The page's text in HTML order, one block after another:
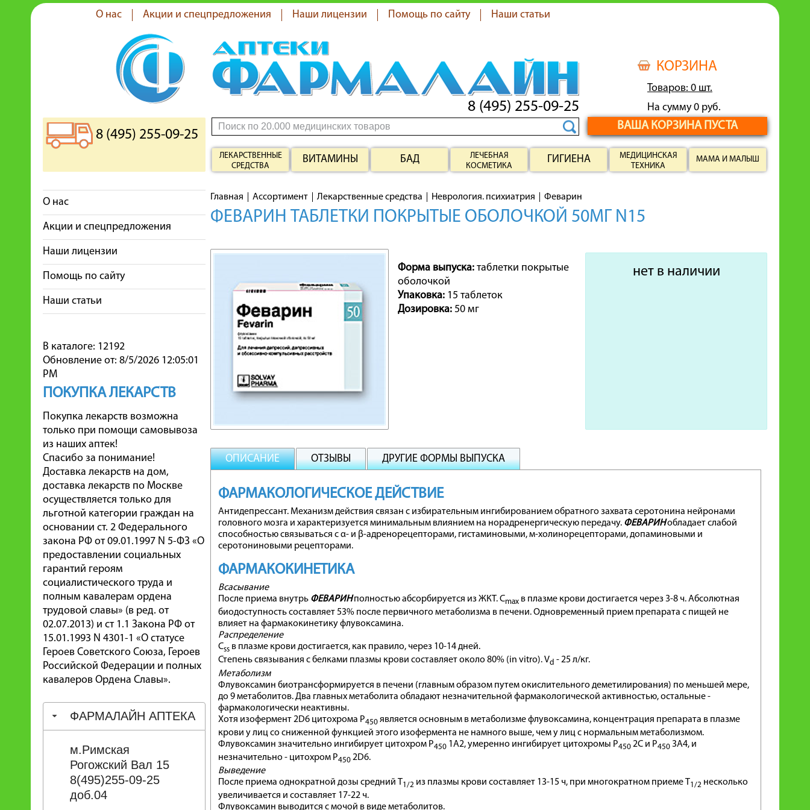
О нас Акции и спецпредложения Наши лицензии Помощь по сайту Наши статьи
КОРЗИНА
Товаров: 0 шт.
На сумму 0 руб.
ВАША КОРЗИНА ПУСТА
8 (495) 255-09-25
8 (495) 255-09-25
ЛЕКАРСТВЕННЫЕ
СРЕДСТВА
ВИТАМИНЫ БАД
ЛЕЧЕБНАЯ
КОСМЕТИКА
ГИГИЕНА
МЕДИЦИНСКАЯ
ТЕХНИКА
МАМА И МАЛЫШ
О нас
Акции и спецпредложения
Наши лицензии
Помощь по сайту
Наши статьи
В каталоге: 12192
Обновление от: 8/5/2026 12:05:01
PM
ПОКУПКА ЛЕКАРСТВ
Покупка лекарств возможна
только при помощи самовывоза
из наших аптек!
Спасибо за понимание!
Доставка лекарств на дом,
доставка лекарств по Москве
осуществляется только для
льготной категории граждан на
основании ст. 2 Федерального
закона РФ от 09.01.1997 N 5-ФЗ «О
предоставлении социальных
гарантий героям
социалистического труда и
полным кавалерам ордена
трудовой славы» (в ред. от
02.07.2013) и ст 1.1 Закона РФ от
15.01.1993 N 4301-1 «О статусе
Героев Советского Союза, Героев
Российской Федерации и полных
кавалеров Ордена Славы».
ФАРМАЛАЙН АПТЕКА
м.Римская
Рогожский Вал 15
8(495)255-09-25
доб.04
Главная Ассортимент Лекарственные средства Неврология. психиатрия Феварин
ФЕВАРИН ТАБЛЕТКИ ПОКРЫТЫЕ ОБОЛОЧКОЙ 50МГ N15
Форма выпуска: таблетки покрытые
оболочкой
Упаковка: 15 таблеток
Дозировка: 50 мг
нет в наличии
ОПИСАНИЕ ОТЗЫВЫ ДРУГИЕ ФОРМЫ ВЫПУСКА
ФАРМАКОЛОГИЧЕСКОЕ ДЕЙСТВИЕ
Антидепрессант. Механизм действия связан с избирательным ингибированием обратного захвата серотонина нейронами
головного мозга и характеризуется минимальным влиянием на норадренергическую передачу. ФЕВАРИНобладает слабой
способностью связываться с α- и β-адренорецепторами, гистаминовыми, м-холинорецепторами, допаминовыми и
серотониновыми рецепторами.
ФАРМАКОКИНЕТИКА
Всасывание
После приема внутрь ФЕВАРИНполностью абсорбируется из ЖКТ. Cmax в плазме крови достигается через 3-8 ч. Абсолютная
биодоступность составляет 53% после первичного метаболизма в печени. Одновременный прием препарата с пищей не
влияет на фармакокинетику флувоксамина.
Распределение
Css в плазме крови достигается, как правило, через 10-14 дней.
Степень связывания с белками плазмы крови составляет около 80% (in vitro). Vd - 25 л/кг.
Метаболизм
Флувоксамин биотрансформируется в печени (главным образом путем окислительного деметилирования) по меньшей мере,
до 9 метаболитов. Два главных метаболита обладают незначительной фармакологической активностью, остальные -
фармакологически неактивны.
Хотя изофермент 2D6 цитохрома P450 является основным в метаболизме флувоксамина, концентрация препарата в плазме
крови у лиц со сниженной функцией этого изофермента не намного выше, чем у лиц с нормальным метаболизмом.
Флувоксамин значительно ингибирует цитохром Р450 1А2, умеренно ингибирует цитохромы Р450 2С и Р450 3А4, и
незначительно - цитохром Р450 2D6.
Выведение
После приема однократной дозы средний T1/2 из плазмы крови составляет 13-15 ч, при многократном приеме T1/2 несколько
увеличивается и составляет 17-22 ч.
Флувоксамин выводится с мочой в виде метаболитов.